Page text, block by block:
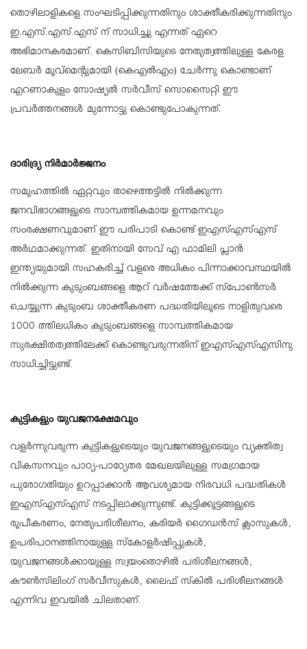
തൊഴിലാളികളെ സംഘടിപ്പിക്കുന്നതിനും ശാക്തീകരിക്കുന്നതിനും
ഇ.എസ്.എസ്.എസ് ന് സാധിച്ചു എന്നത് ഏറെ
അഭിമാനകരമാണ്. കെസിബിസിയുടെ നേതൃത്വത്തിലുള്ള കേരള
ലേബര്‍ മൂവ്‌മെന്റുമായി (കെഎല്‍എം) ചേര്‍ന്നു കൊണ്ടാണ്
എറണാകുളം സോഷ്യല്‍ സര്‍വീസ് സൊസൈറ്റി ഈ
പ്രവര്‍ത്തനങ്ങള്‍ മുന്നോട്ടു കൊണ്ടുപോകുന്നത്.
ദാരിദ്ര്യ നിര്‍മാര്‍ജ്ജനം
സമൂഹത്തില്‍ ഏറ്റവും താഴെത്തട്ടില്‍ നില്‍ക്കുന്ന
ജനവിഭാഗങ്ങളുടെ സാമ്പത്തികമായ ഉന്നമനവും
സംരക്ഷണവുമാണ് ഈ പരിപാടി കൊണ്ട് ഇഎസ്എസ്എസ്
അര്‍ഥമാക്കുന്നത്. ഇതിനായി സേവ് എ ഫാമിലി പ്ലാന്‍
ഇന്ത്യയുമായി സഹകരിച്ച് വളരെ അധികം പിന്നാക്കാവസ്ഥയില്‍
നില്‍ക്കുന്ന കുടുംബങ്ങളെ ആറ് വര്‍ഷത്തേക്ക് സ്‌പോണ്‍സര്‍
ചെയ്യുന്ന കുടുംബ ശാക്തീകരണ പദ്ധതിയിലൂടെ നാളിതുവരെ
1000 ത്തിലധികം കുടുംബങ്ങളെ സാമ്പത്തികമായ
സുരക്ഷിതത്വത്തിലേക്ക് കൊണ്ടുവരുന്നതിന് ഇഎസ്എസ്എസിനു
സാധിച്ചിട്ടുണ്ട്.
കുട്ടികളും യുവജനക്ഷേമവും
വളര്‍ന്നുവരുന്ന കുട്ടികളുടെയും യുവജനങ്ങളുടെയും വ്യക്തിത്വ
വികസനവും പാഠ്യ-പാഠ്യേതര മേഖലയിലുള്ള സമഗ്രമായ
പുരോഗതിയും ഉറപ്പാക്കാന്‍ ആവശ്യമായ നിരവധി പദ്ധതികള്‍
ഇഎസ്എസ്എസ് നടപ്പിലാക്കുന്നുണ്ട്. കുട്ടിക്കൂട്ടങ്ങളുടെ
രൂപീകരണം, നേതൃപരിശീലനം, കരിയര്‍ ഗൈഡന്‍സ് ക്ലാസുകള്‍,
ഉപരിപഠനത്തിനായുള്ള സ്‌കോളര്‍ഷിപ്പുകള്‍,
യുവജനങ്ങള്‍ക്കായുള്ള സ്വയംതൊഴില്‍ പരിശീലനങ്ങള്‍,
കൗണ്‍സിലിംഗ് സര്‍വീസുകള്‍, ലൈഫ് സ്‌കില്‍ പരിശീലനങ്ങള്‍
എന്നിവ ഇവയില്‍ ചിലതാണ്.